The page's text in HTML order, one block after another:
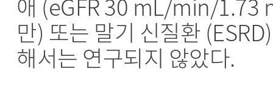
만) 또는 말기 신질환
해서는 연구되지 않았다.